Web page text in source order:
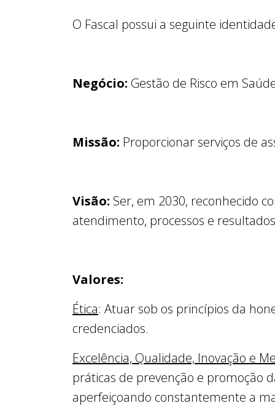
O Fascal possui a seguinte
Negócio: Gestão de Risco em
Missão: Proporcionar serviços de
Visão: Ser, em 2030, reconhecido
atendimento, processos e
Valores:
Ética: Atuar sob os princípios da
credenciados.
Excelência, Qualidade, Inovação e
práticas de prevenção e promoção
aperfeiçoando constantemente a